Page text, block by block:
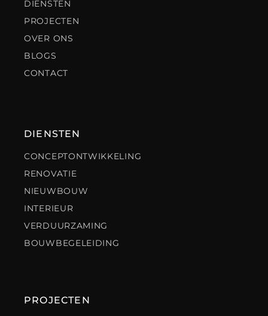
DIENSTEN
PROJECTEN
OVER ONS
BLOGS
CONTACT
DIENSTEN
CONCEPTONTWIKKELING
RENOVATIE
NIEUWBOUW
INTERIEUR
VERDUURZAMING
BOUWBEGELEIDING
PROJECTEN